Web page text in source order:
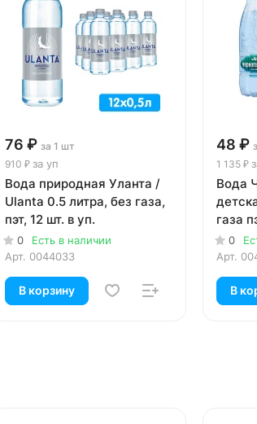
76 ₽ за 1 шт
910 ₽ за уп
Вода природная Уланта /
Ulanta 0.5 литра, без газа,
пэт, 12 шт. в уп.
0
Есть в наличии
Арт. 0044033
В корзину
48 ₽
1 135 ₽
Вода
газа
0
Арт.
В